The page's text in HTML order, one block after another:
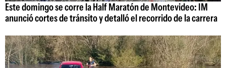
Este domingo se corre la Half Maratón de Montevideo: IM
anunció cortes de tránsito y detalló el recorrido de la carrera